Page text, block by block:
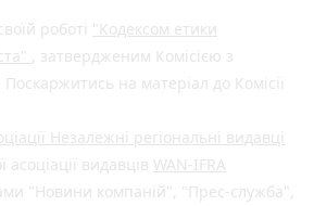
роботі "Кодексом етики
, затвердженим Комісією з
на матеріал до Комісії
Незалежні регіональні видавці
асоціації видавців WAN-IFRA
"Новини компаній", "Прес-служба",